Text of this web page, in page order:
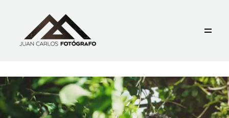
CONTACTO
GALERÍAS +